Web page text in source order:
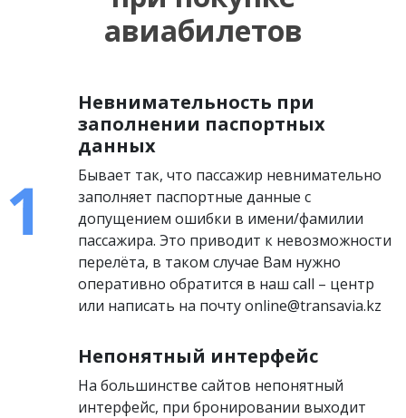
авиабилетов
Невнимательность при
заполнении паспортных
данных
Бывает так, что пассажир невнимательно
заполняет паспортные данные с
допущением ошибки в имени/фамилии
пассажира. Это приводит к невозможности
перелёта, в таком случае Вам нужно
оперативно обратится в наш call – центр
или написать на почту online@transavia.kz
Непонятный интерфейс
На большинстве сайтов непонятный
интерфейс, при бронировании выходит